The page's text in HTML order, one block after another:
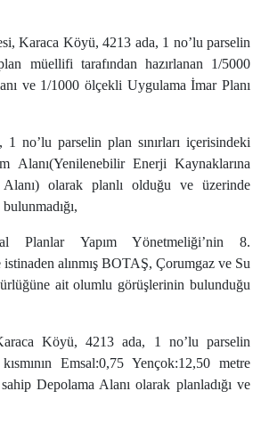
Karaca Köyü, 4213 ada, 1 no’lu parselin
müellifi tarafından hazırlanan 1/5000
ve 1/1000 ölçekli Uygulama İmar Planı
no’lu parselin plan sınırları içerisindeki
Alanı(Yenilenebilir Enerji Kaynaklarına
olarak planlı olduğu ve üzerinde
Planlar Yapım Yönetmeliği’nin 8.
alınmış BOTAŞ, Çorumgaz ve Su
ait olumlu görüşlerinin bulunduğu
Köyü, 4213 ada, 1 no’lu parselin
Emsal:0,75 Yençok:12,50 metre
Depolama Alanı olarak planladığı ve